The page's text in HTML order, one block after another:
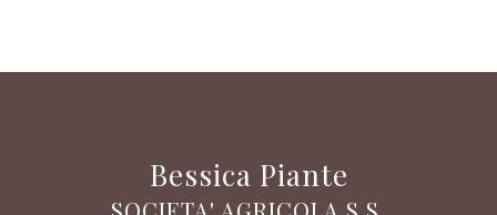
Bessica Piante